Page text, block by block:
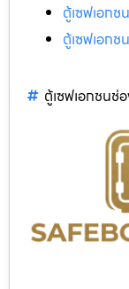
ตู้เซฟเอก
ตู้เซฟเอก
ตู้เซฟเอกชนช่